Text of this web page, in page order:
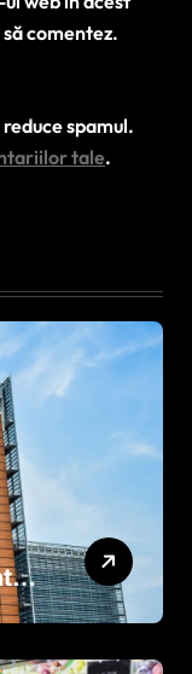
comentez.
spamul.
tale.